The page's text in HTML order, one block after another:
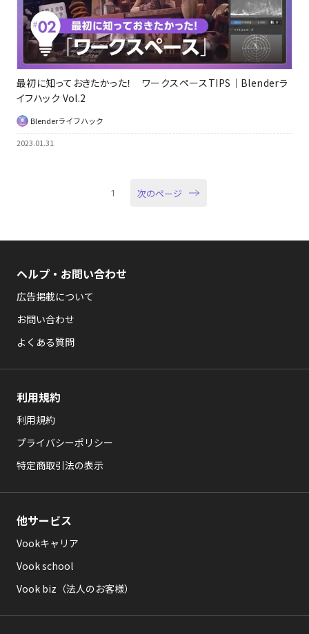
最初に知っておきたかった！ ワークスペースTIPS｜Blenderラ
イフハック Vol.2
Blenderライフハック
2023.01.31
1 次のページ
ヘルプ・お問い合わせ
広告掲載について
お問い合わせ
よくある質問
利用規約
利用規約
プライバシーポリシー
特定商取引法の表示
他サービス
Vookキャリア
Vook school
Vook biz（法人のお客様）